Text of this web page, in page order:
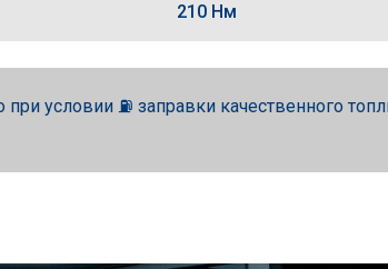
210 Нм
условии ⛽ заправки качественного